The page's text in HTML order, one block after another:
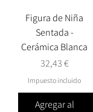
Figura de Niña
Sentada -
Cerámica Blanca
Precio
32,43 €
Impuesto incluido
Agregar al